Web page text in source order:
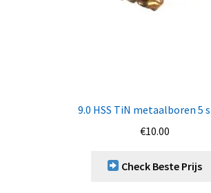
9.0 HSS TiN metaalboren 5
€10.00
Check Beste Prijs